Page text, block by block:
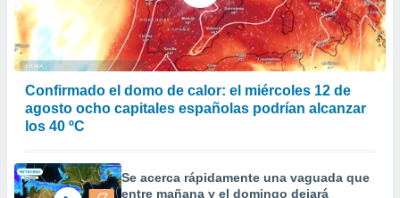
Confirmado el domo de calor: el miércoles 12 de
agosto ocho capitales españolas podrían alcanzar
los 40 ºC
Se acerca rápidamente una vaguada que
entre mañana y el domingo dejará